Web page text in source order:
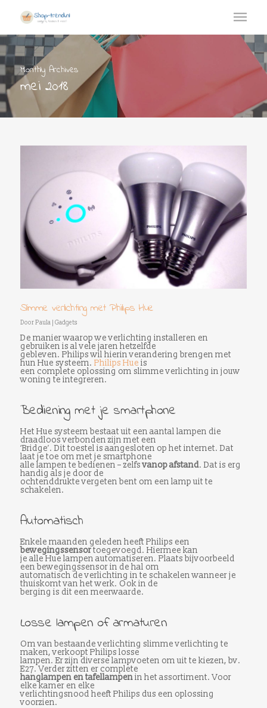
Monthly Archives
mei 2018
Slimme verlichting met Philips Hue
Door Paula Gadgets
De manier waarop we verlichting installeren en
gebruiken is al vele jaren hetzelfde
gebleven. Philips wil hierin verandering brengen met
hun Hue systeem. Philips Hue is
een complete oplossing om slimme verlichting in jouw
woning te integreren.
Bediening met je smartphone
Het Hue systeem bestaat uit een aantal lampen die
draadloos verbonden zijn met een
‘Bridge’. Dit toestel is aangesloten op het internet. Dat
laat je toe om met je smartphone
alle lampen te bedienen – zelfsvanop afstand. Dat is erg
handig als je door de
ochtenddrukte vergeten bent om een lamp uit te
schakelen.
Automatisch
Enkele maanden geleden heeft Philips een
bewegingssensortoegevoegd. Hiermee kan
je alle Hue lampen automatiseren. Plaats bijvoorbeeld
een bewegingssensor in de hal om
automatisch de verlichting in te schakelen wanneer je
thuiskomt van het werk. Ook in de
berging is dit een meerwaarde.
Losse lampen of armaturen
Om van bestaande verlichting slimme verlichting te
maken, verkoopt Philips losse
lampen. Er zijn diverse lampvoeten om uit te kiezen, bv.
E27. Verder zitten er complete
hanglampen en tafellampenin het assortiment. Voor
elke kamer en elke
verlichtingsnood heeft Philips dus een oplossing
voorzien.